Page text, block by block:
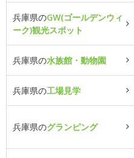
兵庫県のGW(ゴールデンウィ
ーク)観光スポット
兵庫県の水族館・動物園
兵庫県の工場見学
兵庫県のグランピング